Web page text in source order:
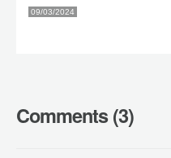
09/03/2024
Comments (3)